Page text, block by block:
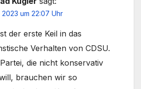
2023 um 22:07 Uhr
der erste Keil in das
Verhalten von CDSU.
die nicht konservativ
brauchen wir so